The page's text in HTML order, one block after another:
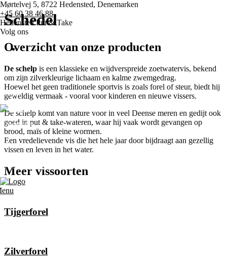
Mørtelvej 5, 8722 Hedensted, Denemarken
+45 60 38 46 88
Hedensted Put & Take
Volg ons
Startpagina
Prijzen
Wedstrijden
Diverse
Neem contact met ons op
Schedel
Overzicht van onze producten
De schelp is een klassieke en wijdverspreide zoetwatervis, bekend
om zijn zilverkleurige lichaam en kalme zwemgedrag.
Hoewel het geen traditionele sportvis is zoals forel of steur, biedt hij
geweldig vermaak - vooral voor kinderen en nieuwe vissers.
De schelp komt van nature voor in veel Deense meren en gedijt ook
goed in put & take-wateren, waar hij vaak wordt gevangen op
brood, maïs of kleine wormen.
Een vredelievende vis die het hele jaar door bijdraagt aan gezellig
vissen en leven in het water.
Meer vissoorten
Tijgerforel
Zilverforel